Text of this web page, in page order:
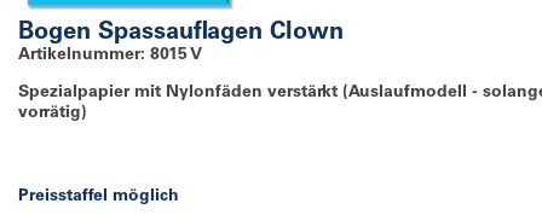
Bogen Spassauflagen Clown
Artikelnummer: 8015 V
Spezialpapier mit Nylonfäden verstärkt (Auslaufmodell -
vorrätig)
Preisstaffel möglich